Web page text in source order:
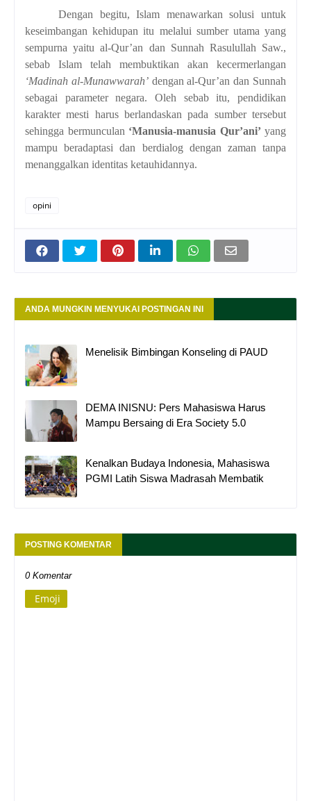
Dengan begitu, Islam menawarkan solusi untuk
keseimbangan kehidupan itu melalui sumber utama yang
sempurna yaitu al-Qur’an dan Sunnah Rasulullah Saw.,
sebab Islam telah membuktikan akan kecermerlangan
‘Madinah al-Munawwarah’dengan al-Qur’an dan Sunnah
sebagai parameter negara. Oleh sebab itu, pendidikan
karakter mesti harus berlandaskan pada sumber tersebut
sehingga bermunculan ‘Manusia-manusia Qur’ani’ yang
mampu beradaptasi dan berdialog dengan zaman tanpa
menanggalkan identitas ketauhidannya.
opini
ANDA MUNGKIN MENYUKAI POSTINGAN INI
Menelisik Bimbingan Konseling di PAUD
DEMA INISNU: Pers Mahasiswa Harus
Mampu Bersaing di Era Society 5.0
Kenalkan Budaya Indonesia, Mahasiswa
PGMI Latih Siswa Madrasah Membatik
POSTING KOMENTAR
0 Komentar
Emoji